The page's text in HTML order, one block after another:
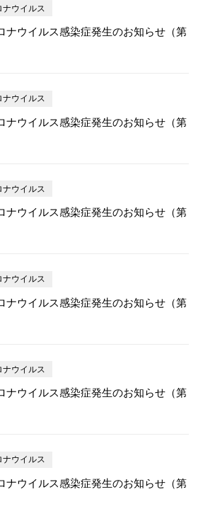
ナウイルス
ナウイルス感染症発生のお知らせ（第
ナウイルス
ナウイルス感染症発生のお知らせ（第
ナウイルス
ナウイルス感染症発生のお知らせ（第
ナウイルス
ナウイルス感染症発生のお知らせ（第
ナウイルス
ナウイルス感染症発生のお知らせ（第
ナウイルス
ナウイルス感染症発生のお知らせ（第